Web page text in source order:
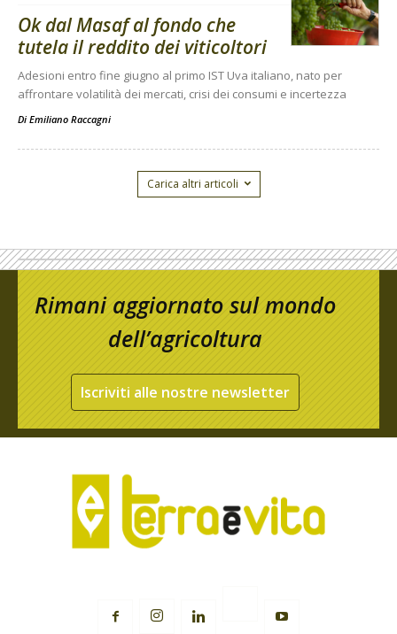
Ok dal Masaf al fondo che
tutela il reddito dei viticoltori
Adesioni entro fine giugno al primo IST Uva italiano, nato per
affrontare volatilità dei mercati, crisi dei consumi e incertezza
Di Emiliano Raccagni
Carica altri articoli
Rimani aggiornato sul mondo
dell’agricoltura
Iscriviti alle nostre newsletter